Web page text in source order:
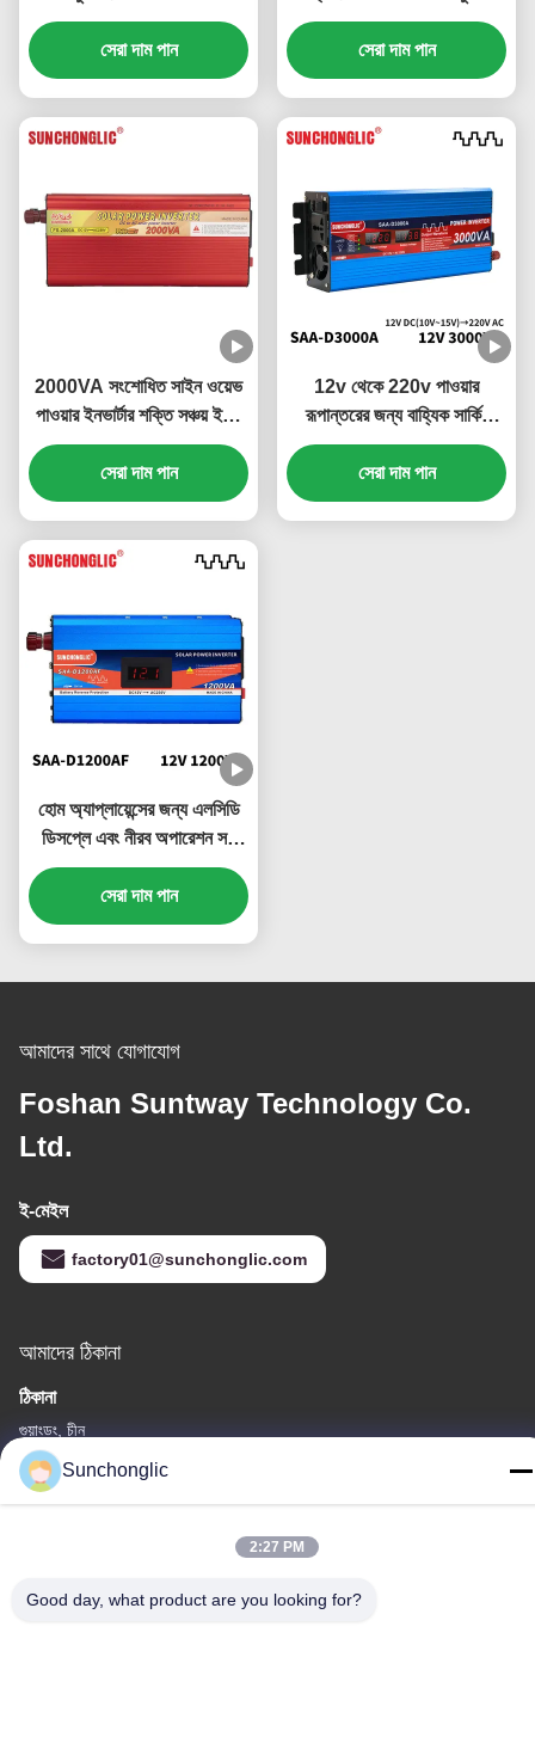
সাইন ওয়েভ পাওয়ার ইনভার্টার ডিসি
12 ভি থেকে এসি 220 ভি
সেরা দাম পান
2000 ভিএ সংশোধিত সাইন ওয়েভ
ইনভার্টার
সেরা দাম পান
2000VA সংশোধিত সাইন ওয়েভ
পাওয়ার ইনভার্টার শক্তি সঞ্চয় ইকো
বন্ধুত্বপূর্ণ অফ গ্রিড সৌর ইনভার্টার
সেরা দাম পান
12v থেকে 220v পাওয়ার
রূপান্তরের জন্য বাহ্যিক সার্কিট
ফিউজ সহ 3000W ডিসপ্লে
পরিবর্তিত সাইন ওয়েভ ইনভার্টার
সেরা দাম পান
হোম অ্যাপ্লায়েন্সের জন্য এলসিডি
ডিসপ্লে এবং নীরব অপারেশন সহ
1200W সৌর শক্তি ইনভার্টার
সেরা দাম পান
আমাদের সাথে যোগাযোগ
Foshan Suntway Technology Co.
Ltd.
ই-মেইল
factory01@sunchonglic.com
আমাদের ঠিকানা
ঠিকানা
গুয়াংডং, চীন
টেলিফোন
86--13711271181
Sunchonglic
2:27 PM
Good day, what product are you looking for?